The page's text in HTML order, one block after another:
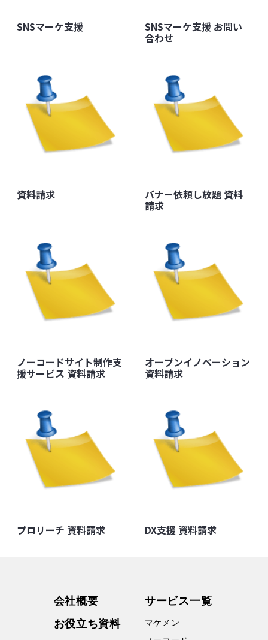
SNSマーケ支援 SNSマーケ支援 お問い
合わせ
資料請求 バナー依頼し放題 資料
請求
ノーコードサイト制作支
援サービス 資料請求
オープンイノベーション
資料請求
プロリーチ 資料請求 DX支援 資料請求
会社概要
お役⽴ち資料
サービス⼀覧
マケメン